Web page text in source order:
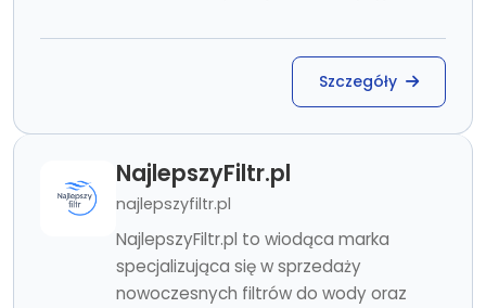
Szczegóły
NajlepszyFiltr.pl
najlepszyfiltr.pl
NajlepszyFiltr.pl to wiodąca marka
specjalizująca się w sprzedaży
nowoczesnych filtrów do wody oraz